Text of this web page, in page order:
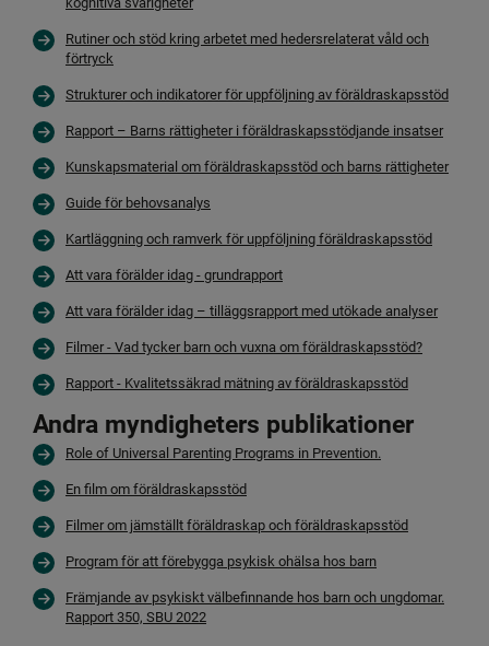
Rutiner och stöd kring arbetet med hedersrelaterat våld och
förtryck
Strukturer och indikatorer för uppföljning av föräldraskapsstödLänk
Rapport – Barns rättigheter i föräldraskapsstödjande insatserPdf,
Kunskapsmaterial om föräldraskapsstöd och barns rättigheter
Guide för behovsanalys
Kartläggning och ramverk för uppföljning föräldraskapsstödPdf, 6.3
Att vara förälder idag - grundrapport
Att vara förälder idag – tilläggsrapport med utökade analyser
Filmer - Vad tycker barn och vuxna om föräldraskapsstöd?
Rapport - Kvalitetssäkrad mätning av föräldraskapsstödPdf, 889.5
Andra myndigheters publikationer
Role of Universal Parenting Programs in Prevention.
En film om föräldraskapsstödLänk till annan webbplats, öppnas i
Filmer om jämställt föräldraskap och föräldraskapsstöd
Program för att förebygga psykisk ohälsa hos barnLänk till annan
Främjande av psykiskt välbefinnande hos barn och ungdomar.
Rapport 350, SBU 2022Länk till annan webbplats, öppnas i nytt